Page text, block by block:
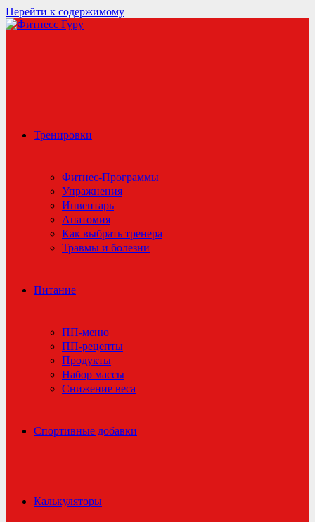
Перейти к содержимому
Тренировки
Фитнес-Программы
Упражнения
Инвентарь
Анатомия
Как выбрать тренера
Травмы и болезни
Питание
ПП-меню
ПП-рецепты
Продукты
Набор массы
Снижение веса
Спортивные добавки
Калькуляторы